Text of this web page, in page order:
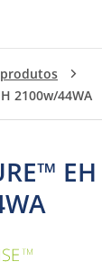
2100w/44WA
EH
EH